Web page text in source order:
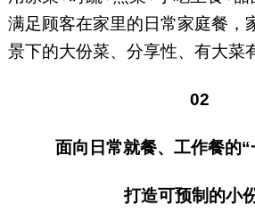
满足顾客在家里的日常家庭餐，
景下的大份菜、分享性、有大菜
02
面向日常就餐、工作餐的
打造可预制的小